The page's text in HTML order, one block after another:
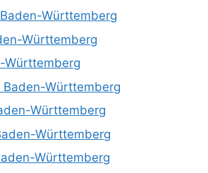
Württemberg
Württemberg
Württemberg
Baden-Württemberg
Württemberg
Württemberg
Württemberg